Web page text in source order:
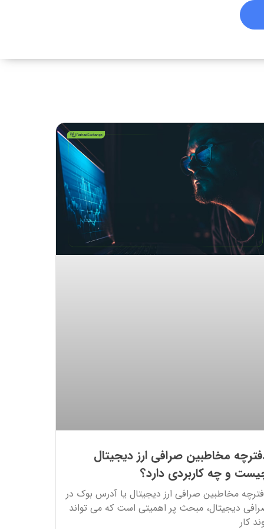
مخاطبین صرافی ارز دیجیتال
و چه کاربردی دارد؟
مخاطبین صرافی ارز دیجیتال یا آدرس بوک در
دیجیتال، مبحث پر اهمیتی است که می تواند
کار